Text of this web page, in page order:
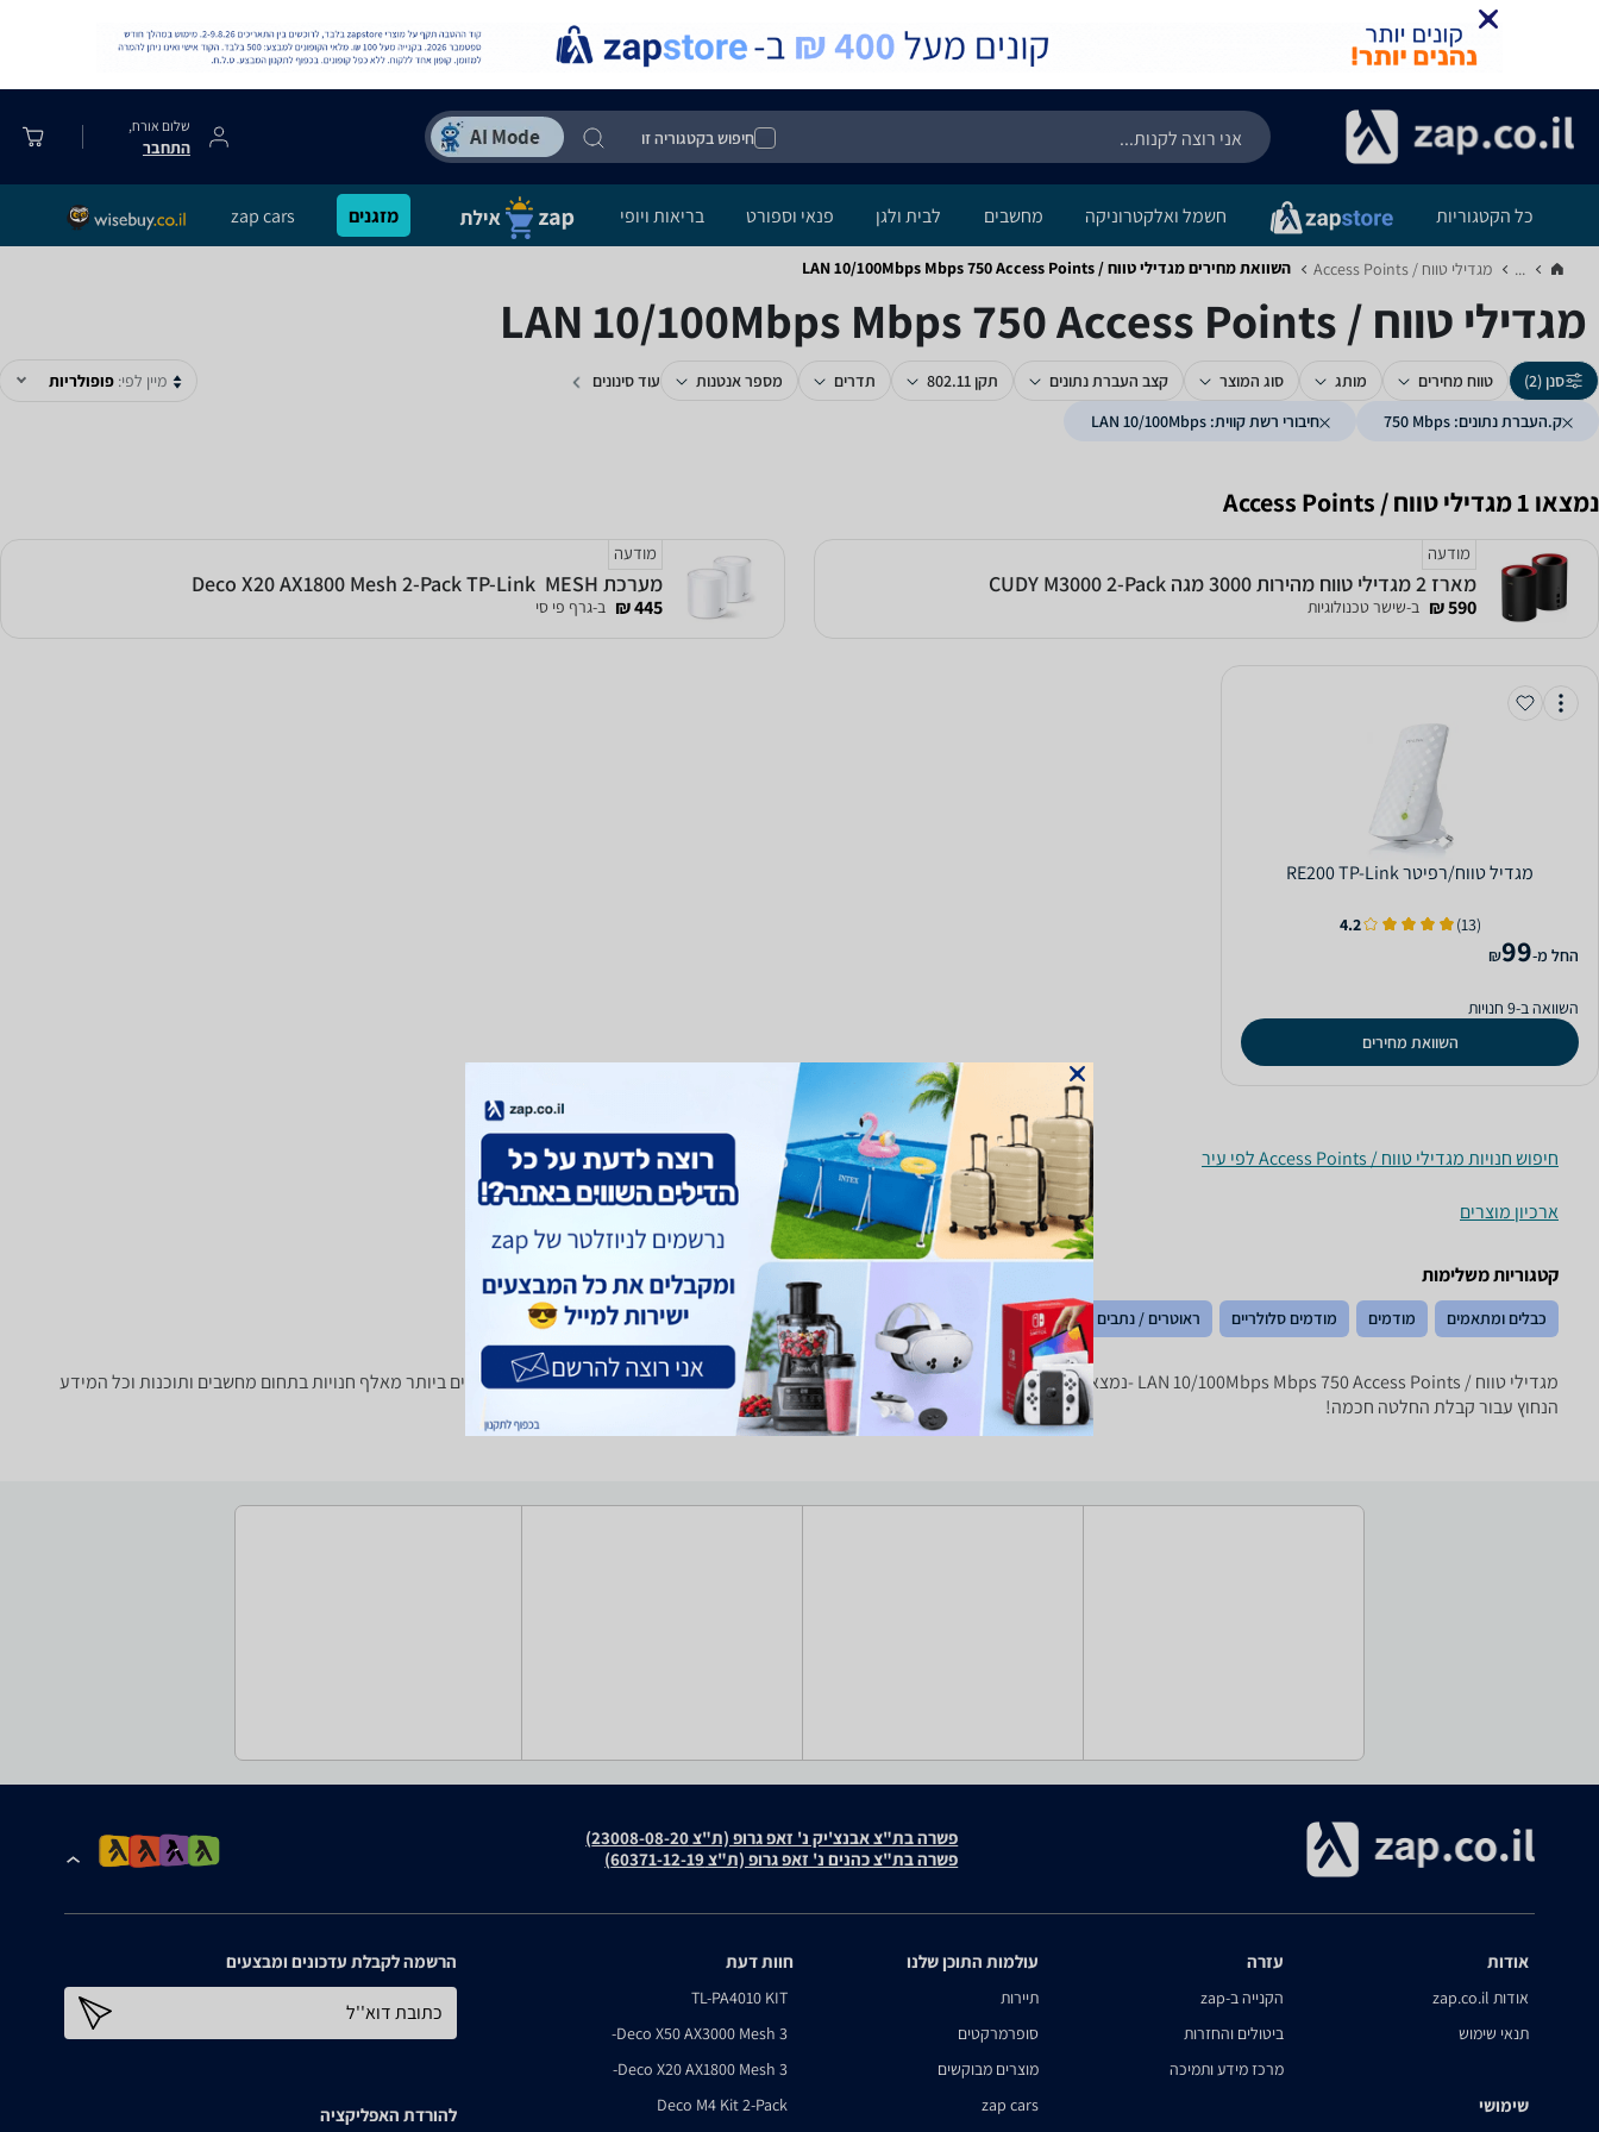
חיפוש בקטגוריה זו
שלום אורח,
התחבר
כל הקטגוריות חשמל ואלקטרוניקה מחשבים לבית ולגן פנאי וספורט בריאות ויופי מזגנים zap cars
... מגדילי טווח / Access Points‏ השוואת מחירים מגדילי טווח / Access Points ‏750 ‏Mbps ‏LAN 10/100Mbps
מגדילי טווח / Access Points ‏750 ‏Mbps ‏LAN 10/100Mbps
סנן (2) טווח מחירים מותג סוג המוצר קצב העברת נתונים תקן 802.11 תדרים מספר אנטנות
עוד סינונים
ק.העברת נתונים: 750‎ Mbps
חיבורי רשת קווית: LAN 10/100Mbps
מיין לפי: פופולריות
נמצאו 1 מגדילי טווח / Access Points
מודעה
מארז 2 מגדילי טווח מהירות 3000 מגה CUDY M3000 2-Pack
590 ₪ ב-שישר טכנולוגיות
מודעה
מערכת MESH ‏ Deco X20 AX1800 Mesh 2-Pack TP-Link
445 ₪ ב-גרף פי סי
‏מגדיל טווח/רפיטר RE200 TP-Link
(13)
4.2
‫החל מ-99
₪
השוואה ב-9 חנויות
השוואת מחירים
חיפוש חנויות מגדילי טווח / Access Points לפי עיר
ארכיון מוצרים
קטגוריות משלימות
כבלים ומתאמים מודמים מודמים סלולריים ראוטרים / נתבים ציוד משלים לתקשורת
מגדילי טווח / Access Points ‏750 ‏Mbps ‏LAN 10/100Mbps -נמצאו 1 מוצרים. מחפש מגדיל טווח / Access Point? רק בזאפ תמצאו חוות דעת, השוואת מחירים ביותר מאלף חנויות בתחום מחשבים ותוכנות וכל המידע
הנחוץ עבור קבלת החלטה חכמה!
פשרה בת"צ אבנצ'יק נ' זאפ גרופ (ת"צ 23008-08-20)
פשרה בת"צ כהנים נ' זאפ גרופ (ת"צ 60371-12-19)
אודות
אודות zap.co.il
תנאי שימוש
שימושי
עזרה
הקנייה ב-zap
ביטולים והחזרות
מרכז מידע ותמיכה
עולמות התוכן שלנו
תיירות
סופרמרקטים
מוצרים מבוקשים
zap cars
חוות דעת
TL-PA4010 KIT
Deco X50 AX3000 Mesh 3-
Deco X20 AX1800 Mesh 3-
Deco M4 Kit 2-Pack
הרשמה לקבלת עדכונים ומבצעים
כתובת דוא''ל
להורדת האפליקציה